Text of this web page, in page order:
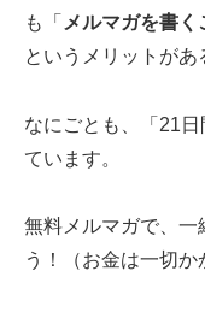
も「 メルマガを書
というメリットがあ
なにごとも、「21
ています。
無料メルマガで、一
う！（お金は一切か